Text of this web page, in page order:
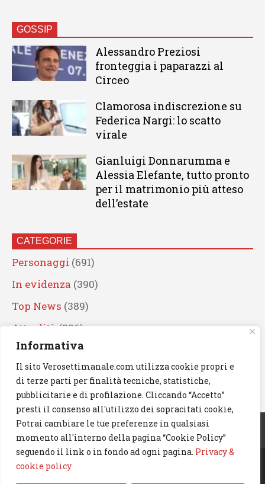
Informativa
Il sito Verosettimanale.com utilizza cookie propri e
di terze parti per finalità tecniche, statistiche,
pubblicitarie e di profilazione. Cliccando “Accetto”
presti il consenso all'utilizzo dei sopracitati cookie,
Potrai cambiare le tue preferenze in qualsiasi
momento all'interno della pagina “Cookie Policy”
seguendo il link o in fondo ad ogni pagina. Privacy &
cookie policy
GOSSIP
Alessandro Preziosi
fronteggia i paparazzi al
Circeo
Clamorosa indiscrezione su
Federica Nargi: lo scatto
virale
Gianluigi Donnarumma e
Alessia Elefante, tutto pronto
per il matrimonio più atteso
dell’estate
CATEGORIE
Personaggi (691)
In evidenza (390)
Top News (389)
Attualità (336)
Eventi(330)
Artisti (241)
News(239)
Cerca
© 2023 Verosettimanale.com. All rights reserved.